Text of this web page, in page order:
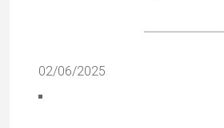
02/06/2025